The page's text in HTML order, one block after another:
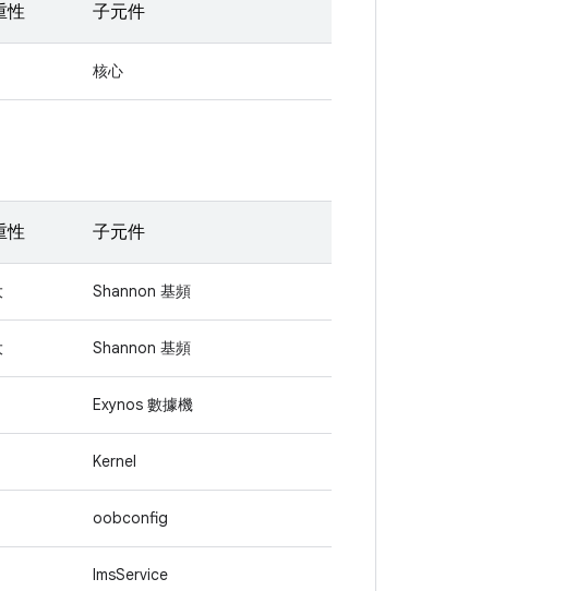
性 子元件
核心
性 子元件
Shannon 基頻
Shannon 基頻
Exynos 數據機
Kernel
oobconfig
ImsService